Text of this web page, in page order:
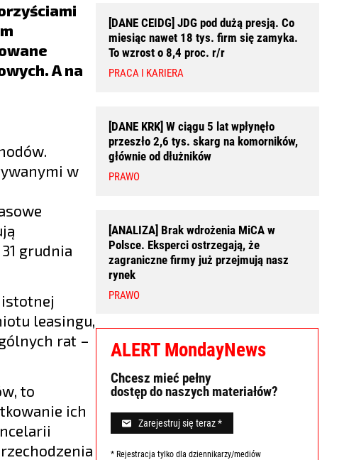
A na
w
grudnia
istotnej
leasingu,
rat –
to
ich
[DANE CEIDG] JDG pod dużą presją. Co
miesiąc nawet 18 tys. firm się zamyka.
To wzrost o 8,4 proc. r/r
PRACA I KARIERA
[DANE KRK] W ciągu 5 lat wpłynęło
przeszło 2,6 tys. skarg na komorników,
głównie od dłużników
PRAWO
[ANALIZA] Brak wdrożenia MiCA w
Polsce. Eksperci ostrzegają, że
zagraniczne firmy już przejmują nasz
rynek
PRAWO
ALERT MondayNews
Chcesz mieć pełny
dostęp do naszych materiałów?
Zarejestruj się teraz *
* Rejestracja tylko dla dziennikarzy/mediów